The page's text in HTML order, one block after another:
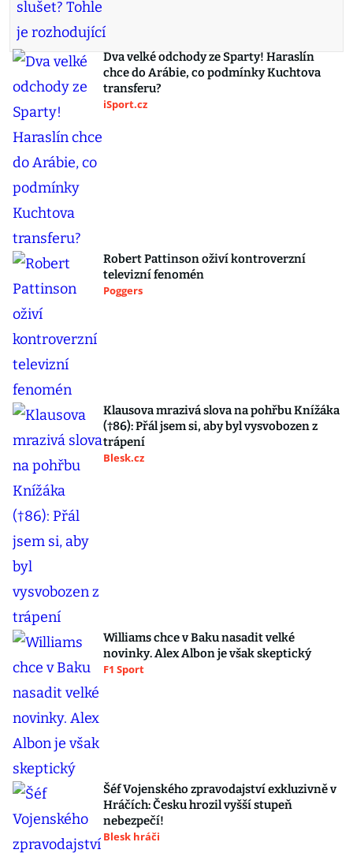
Dva velké odchody ze Sparty! Haraslín
chce do Arábie, co podmínky Kuchtova
transferu?
iSport.cz
Robert Pattinson oživí kontroverzní
televizní fenomén
Poggers
Klausova mrazivá slova na pohřbu Knížáka
(†86): Přál jsem si, aby byl vysvobozen z
trápení
Blesk.cz
Williams chce v Baku nasadit velké
novinky. Alex Albon je však skeptický
F1 Sport
Šéf Vojenského zpravodajství exkluzivně v
Hráčích: Česku hrozil vyšší stupeň
nebezpečí!
Blesk hráči